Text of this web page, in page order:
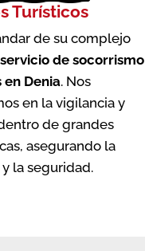
Turísticos
de su complejo
servicio de socorrismo
Denia. Nos
en la vigilancia y
de grandes
asegurando la
la seguridad.